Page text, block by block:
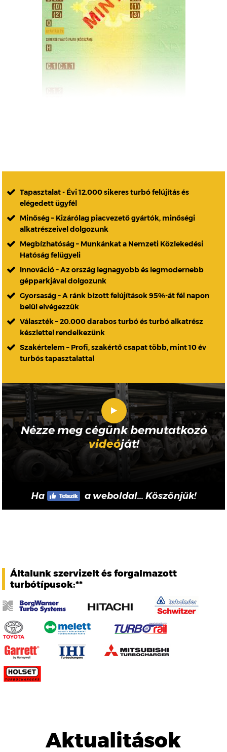
Tapasztalat - Évi 12.000 sikeres turbó felújítás és
elégedett ügyfél
Minőség – Kizárólag piacvezető gyártók, minőségi
alkatrészeivel dolgozunk
Megbízhatóság – Munkánkat a Nemzeti Közlekedési
Hatóság felügyeli
Innováció – Az ország legnagyobb és legmodernebb
gépparkjával dolgozunk
Gyorsaság – A ránk bízott felújítások 95%-át fél napon
belül elvégezzük
Választék – 20.000 darabos turbó és turbó alkatrész
készlettel rendelkezünk
Szakértelem – Profi, szakértő csapat több, mint 10 év
turbós tapasztalattal
Nézze meg cégünk bemutatkozó
videóját!
Ha a weboldal... Köszönjük!
Általunk szervizelt és forgalmazott
turbótípusok:**
Aktualitások